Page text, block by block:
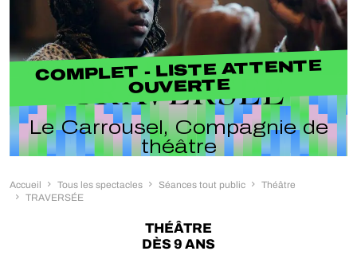
TRAVERSÉE
Le Carrousel, Compagnie de
théâtre
COMPLET - LISTE ATTENTE
OUVERTE
Accueil Tous les spectacles Séances tout public
Théâtre
TRAVERSÉE
THÉÂTRE
DÈS 9 ANS